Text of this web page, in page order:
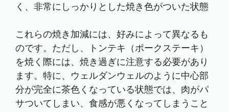
く、非常にしっかりとした焼き色がついた状態
これらの焼き加減には、好みによって異なるも
のです。ただし、トンテキ（ポークステーキ）
を焼く際には、焼き過ぎに注意する必要があり
ます。特に、ウェルダンウェルのように中心部
分が完全に茶色くなっている状態では、肉がパ
サついてしまい、食感が悪くなってしまうこと